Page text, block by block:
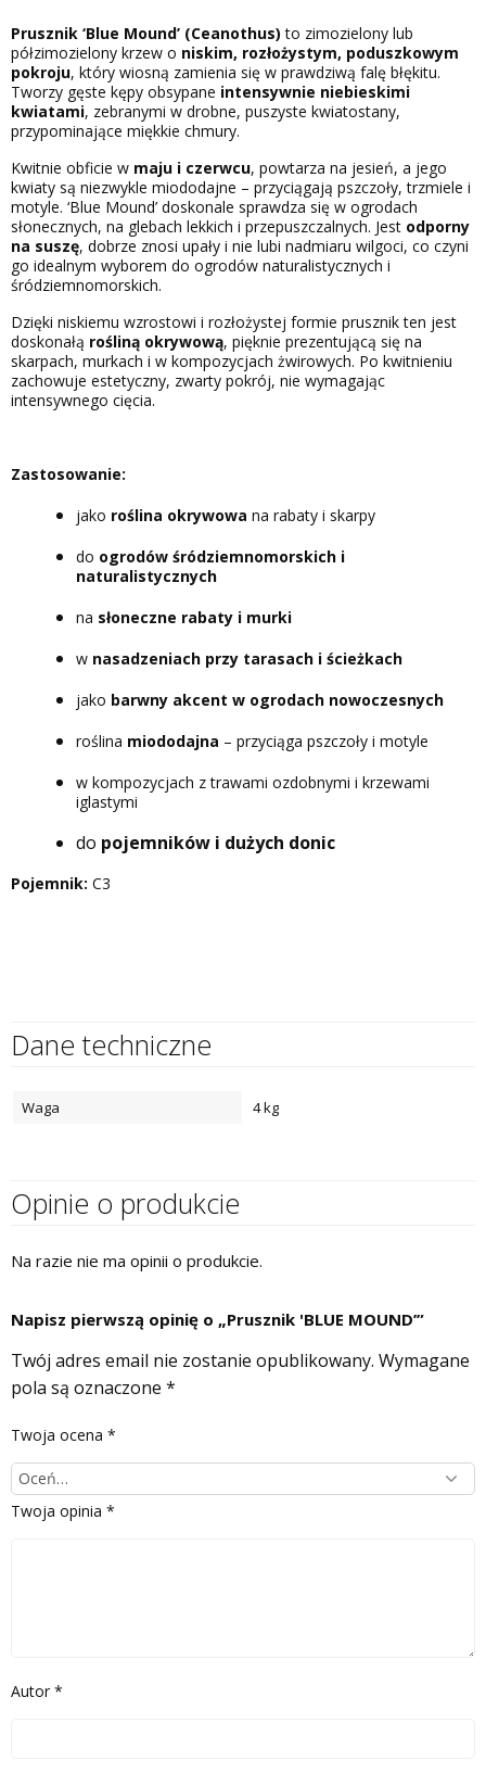
Prusznik ‘Blue Mound’ (Ceanothus) to zimozielony lub
półzimozielony krzew o niskim, rozłożystym, poduszkowym
pokroju, który wiosną zamienia się w prawdziwą falę błękitu.
Tworzy gęste kępy obsypane intensywnie niebieskimi
kwiatami, zebranymi w drobne, puszyste kwiatostany,
przypominające miękkie chmury.
Kwitnie obficie w maju i czerwcu, powtarza na jesień, a jego
kwiaty są niezwykle miododajne – przyciągają pszczoły, trzmiele i
motyle. ‘Blue Mound’ doskonale sprawdza się w ogrodach
słonecznych, na glebach lekkich i przepuszczalnych. Jest odporny
na suszę, dobrze znosi upały i nie lubi nadmiaru wilgoci, co czyni
go idealnym wyborem do ogrodów naturalistycznych i
śródziemnomorskich.
Dzięki niskiemu wzrostowi i rozłożystej formie prusznik ten jest
doskonałą rośliną okrywową, pięknie prezentującą się na
skarpach, murkach i w kompozycjach żwirowych. Po kwitnieniu
zachowuje estetyczny, zwarty pokrój, nie wymagając
intensywnego cięcia.
Zastosowanie:
jako roślina okrywowa na rabaty i skarpy
do ogrodów śródziemnomorskich i
naturalistycznych
na słoneczne rabaty i murki
w nasadzeniach przy tarasach i ścieżkach
jako barwny akcent w ogrodach nowoczesnych
roślina miododajna – przyciąga pszczoły i motyle
w kompozycjach z trawami ozdobnymi i krzewami
iglastymi
do pojemników i dużych donic
Pojemnik: C3
Dane techniczne
Waga 4 kg
Opinie o produkcie
Na razie nie ma opinii o produkcie.
Napisz pierwszą opinię o „Prusznik 'BLUE MOUND’”
Twój adres email nie zostanie opublikowany. Wymagane
pola są oznaczone *
Twoja ocena *
Twoja opinia *
Autor *